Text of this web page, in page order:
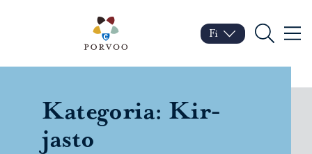
Porvoo – Siirry
Vaihda kieltä
Nykyinen kieli: Suomi
Fi
Hae
Ka­te­go­ria: Kir­
jas­to